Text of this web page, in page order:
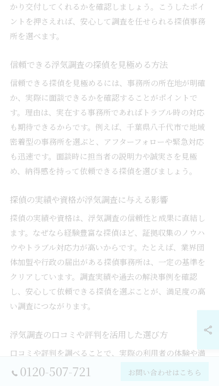
かり交付してくれるかを確認しましょう。こうしたポイ
ントを押さえれば、安心して調査を任せられる探偵事務
所を選べます。
信頼できる浮気調査の探偵を見極める方法
信頼できる探偵を見極めるには、事務所の所在地が明確
か、実際に面談できるかを確認することがポイントで
す。理由は、実在する事務所であればトラブル時の対応
も期待できるからです。例えば、千葉県八千代市で地域
密着型の事務所を選ぶと、アフターフォローや緊急対応
も迅速です。面談時に担当者の説明力や誠実さを見極
め、納得感を持って依頼できる探偵を選びましょう。
探偵の実績や資格が浮気調査に与える影響
探偵の実績や資格は、浮気調査の信頼性と成果に直結し
ます。なぜなら経験豊富な探偵ほど、証拠収集のノウハ
ウやトラブル対応力が高いからです。たとえば、業界団
体加盟や行政の届出がある探偵事務所は、一定の基準を
クリアしています。調査実績や過去の解決事例を確認
し、安心して依頼できる探偵を選ぶことが、満足度の高
い調査につながります。
浮気調査の口コミや評判を活用した選び方
口コミや評判を調べることで、実際の利用者の体験や満
足度を把握できます。理由は、第三者の声が探偵事務所
0120-507-721 お問い合わせはこちら